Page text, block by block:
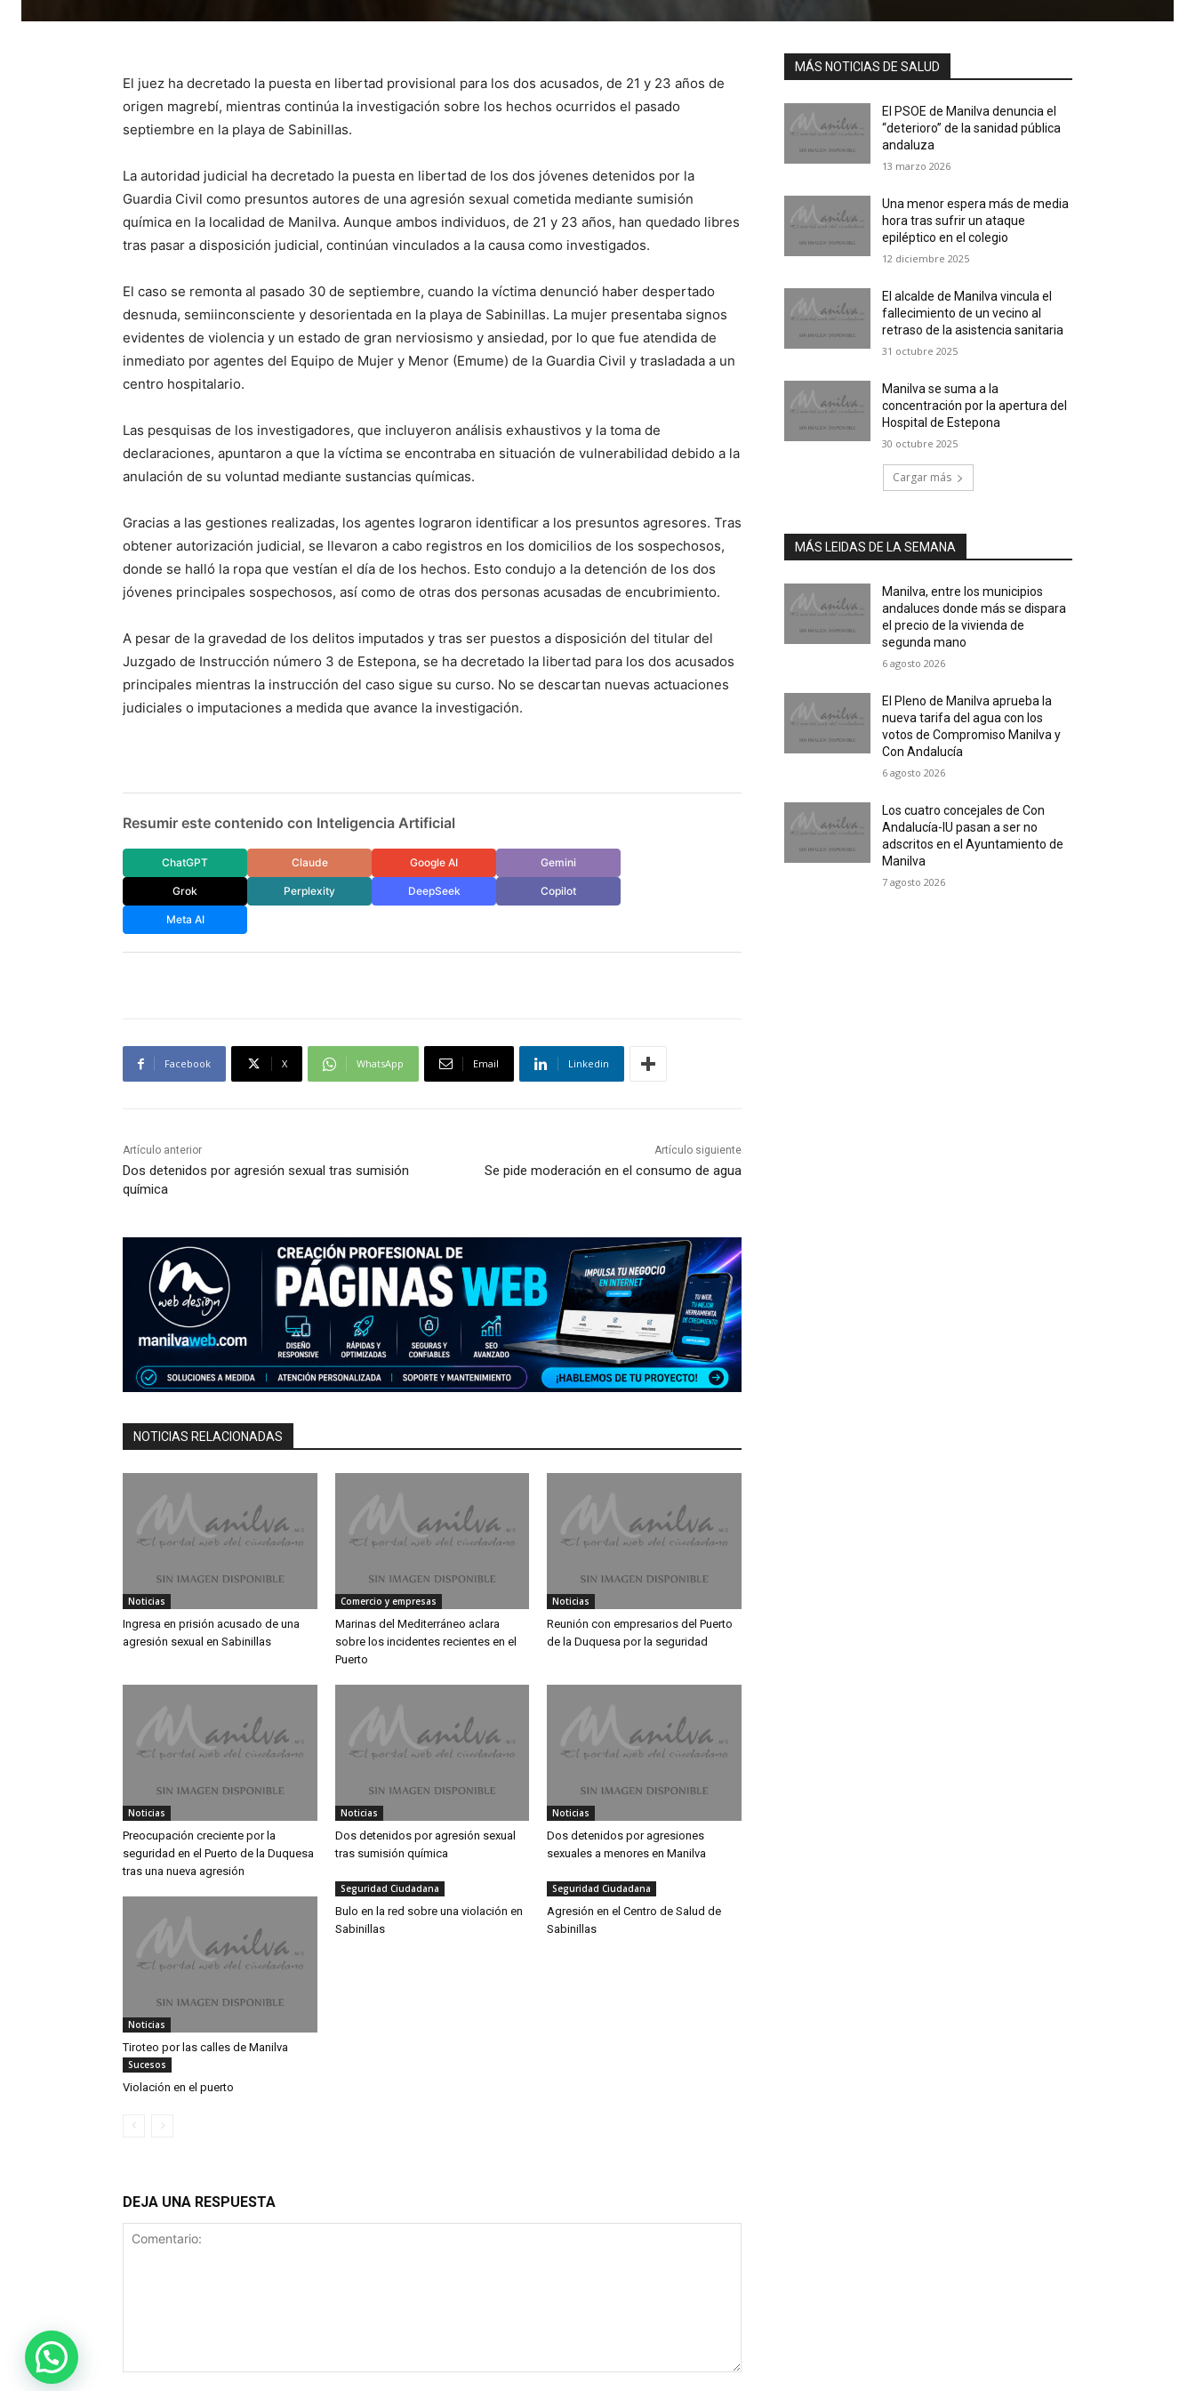
El juez ha decretado la puesta en libertad provisional para los dos acusados, de 21 y 23 años de
origen magrebí, mientras continúa la investigación sobre los hechos ocurridos el pasado
septiembre en la playa de Sabinillas.
La autoridad judicial ha decretado la puesta en libertad de los dos jóvenes detenidos por la
Guardia Civil como presuntos autores de una agresión sexual cometida mediante sumisión
química en la localidad de Manilva. Aunque ambos individuos, de 21 y 23 años, han quedado libres
tras pasar a disposición judicial, continúan vinculados a la causa como investigados.
El caso se remonta al pasado 30 de septiembre, cuando la víctima denunció haber despertado
desnuda, semiinconsciente y desorientada en la playa de Sabinillas. La mujer presentaba signos
evidentes de violencia y un estado de gran nerviosismo y ansiedad, por lo que fue atendida de
inmediato por agentes del Equipo de Mujer y Menor (Emume) de la Guardia Civil y trasladada a un
centro hospitalario.
Las pesquisas de los investigadores, que incluyeron análisis exhaustivos y la toma de
declaraciones, apuntaron a que la víctima se encontraba en situación de vulnerabilidad debido a la
anulación de su voluntad mediante sustancias químicas.
Gracias a las gestiones realizadas, los agentes lograron identificar a los presuntos agresores. Tras
obtener autorización judicial, se llevaron a cabo registros en los domicilios de los sospechosos,
donde se halló la ropa que vestían el día de los hechos. Esto condujo a la detención de los dos
jóvenes principales sospechosos, así como de otras dos personas acusadas de encubrimiento.
A pesar de la gravedad de los delitos imputados y tras ser puestos a disposición del titular del
Juzgado de Instrucción número 3 de Estepona, se ha decretado la libertad para los dos acusados
principales mientras la instrucción del caso sigue su curso. No se descartan nuevas actuaciones
judiciales o imputaciones a medida que avance la investigación.
Resumir este contenido con Inteligencia Artificial
ChatGPT Claude Google AI Gemini
Grok Perplexity DeepSeek Copilot
Meta AI
Facebook X WhatsApp Email Linkedin
Artículo anterior
Dos detenidos por agresión sexual tras sumisión
química
Artículo siguiente
Se pide moderación en el consumo de agua
NOTICIAS RELACIONADAS
Noticias
Ingresa en prisión acusado de una
agresión sexual en Sabinillas
Comercio y empresas
Marinas del Mediterráneo aclara
sobre los incidentes recientes en el
Puerto
Noticias
Reunión con empresarios del Puerto
de la Duquesa por la seguridad
Noticias
Preocupación creciente por la
seguridad en el Puerto de la Duquesa
tras una nueva agresión
Noticias
Dos detenidos por agresión sexual
tras sumisión química
Noticias
Dos detenidos por agresiones
sexuales a menores en Manilva
Noticias
Tiroteo por las calles de Manilva
Seguridad Ciudadana
Bulo en la red sobre una violación en
Sabinillas
Seguridad Ciudadana
Agresión en el Centro de Salud de
Sabinillas
Sucesos
Violación en el puerto
DEJA UNA RESPUESTA
MÁS NOTICIAS DE SALUD
El PSOE de Manilva denuncia el
“deterioro” de la sanidad pública
andaluza
13 marzo 2026
Una menor espera más de media
hora tras sufrir un ataque
epiléptico en el colegio
12 diciembre 2025
El alcalde de Manilva vincula el
fallecimiento de un vecino al
retraso de la asistencia sanitaria
31 octubre 2025
Manilva se suma a la
concentración por la apertura del
Hospital de Estepona
30 octubre 2025
Cargar más
MÁS LEIDAS DE LA SEMANA
Manilva, entre los municipios
andaluces donde más se dispara
el precio de la vivienda de
segunda mano
6 agosto 2026
El Pleno de Manilva aprueba la
nueva tarifa del agua con los
votos de Compromiso Manilva y
Con Andalucía
6 agosto 2026
Los cuatro concejales de Con
Andalucía-IU pasan a ser no
adscritos en el Ayuntamiento de
Manilva
7 agosto 2026